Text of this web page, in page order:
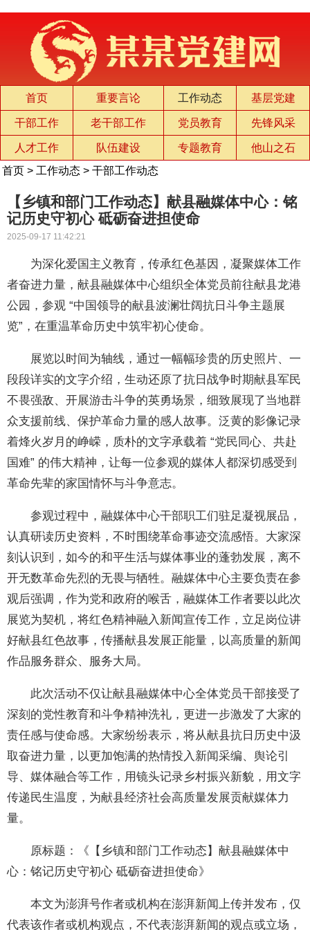
首页 重要言论 工作动态 基层党建
干部工作 老干部工作 党员教育 先锋风采
人才工作 队伍建设 专题教育
他山之石
首页 > 工作动态 > 干部工作动态
【乡镇和部门工作动态】献县融媒体中心：铭
记历史守初心 砥砺奋进担使命
2025-09-17 11:42:21
为深化爱国主义教育，传承红色基因，凝聚媒体工作
者奋进力量，献县融媒体中心组织全体党员前往献县龙港
公园，参观 “中国领导的献县波澜壮阔抗日斗争主题展
览”，在重温革命历史中筑牢初心使命。
展览以时间为轴线，通过一幅幅珍贵的历史照片、一
段段详实的文字介绍，生动还原了抗日战争时期献县军民
不畏强敌、开展游击斗争的英勇场景，细致展现了当地群
众支援前线、保护革命力量的感人故事。泛黄的影像记录
着烽火岁月的峥嵘，质朴的文字承载着 “党民同心、共赴
国难” 的伟大精神，让每一位参观的媒体人都深切感受到
革命先辈的家国情怀与斗争意志。
参观过程中，融媒体中心干部职工们驻足凝视展品，
认真研读历史资料，不时围绕革命事迹交流感悟。大家深
刻认识到，如今的和平生活与媒体事业的蓬勃发展，离不
开无数革命先烈的无畏与牺牲。融媒体中心主要负责在参
观后强调，作为党和政府的喉舌，融媒体工作者要以此次
展览为契机，将红色精神融入新闻宣传工作，立足岗位讲
好献县红色故事，传播献县发展正能量，以高质量的新闻
作品服务群众、服务大局。
此次活动不仅让献县融媒体中心全体党员干部接受了
深刻的党性教育和斗争精神洗礼，更进一步激发了大家的
责任感与使命感。大家纷纷表示，将从献县抗日历史中汲
取奋进力量，以更加饱满的热情投入新闻采编、舆论引
导、媒体融合等工作，用镜头记录乡村振兴新貌，用文字
传递民生温度，为献县经济社会高质量发展贡献媒体力
量。
原标题：《【乡镇和部门工作动态】献县融媒体中
心：铭记历史守初心 砥砺奋进担使命》
本文为澎湃号作者或机构在澎湃新闻上传并发布，仅
代表该作者或机构观点，不代表澎湃新闻的观点或立场，